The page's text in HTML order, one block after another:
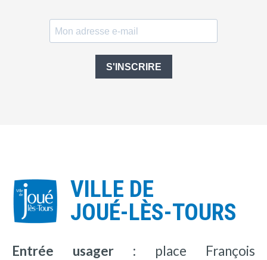
S'INSCRIRE
VILLE DE
JOUÉ-LÈS-TOURS
Entrée usager : place François